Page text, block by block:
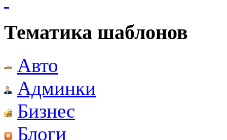
Тематика шаблонов
Авто
Админки
Бизнес
Блоги